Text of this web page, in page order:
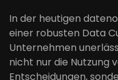
In der heutigen
einer robusten Data
Unternehmen
nicht nur die Nutzung
Entscheidungen,